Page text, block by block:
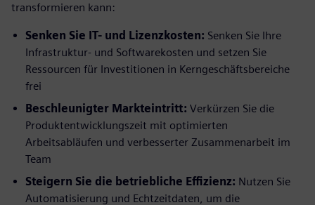
transformieren kann:
Senken Sie IT- und Lizenzkosten: Senken Sie Ihre
Infrastruktur- und Softwarekosten und setzen Sie
Ressourcen für Investitionen in Kerngeschäftsbereiche
frei
Beschleunigter Markteintritt: Verkürzen Sie die
Produktentwicklungszeit mit optimierten
Arbeitsabläufen und verbesserter Zusammenarbeit im
Team
Steigern Sie die betriebliche Effizienz: Nutzen Sie
Automatisierung und Echtzeitdaten, um die